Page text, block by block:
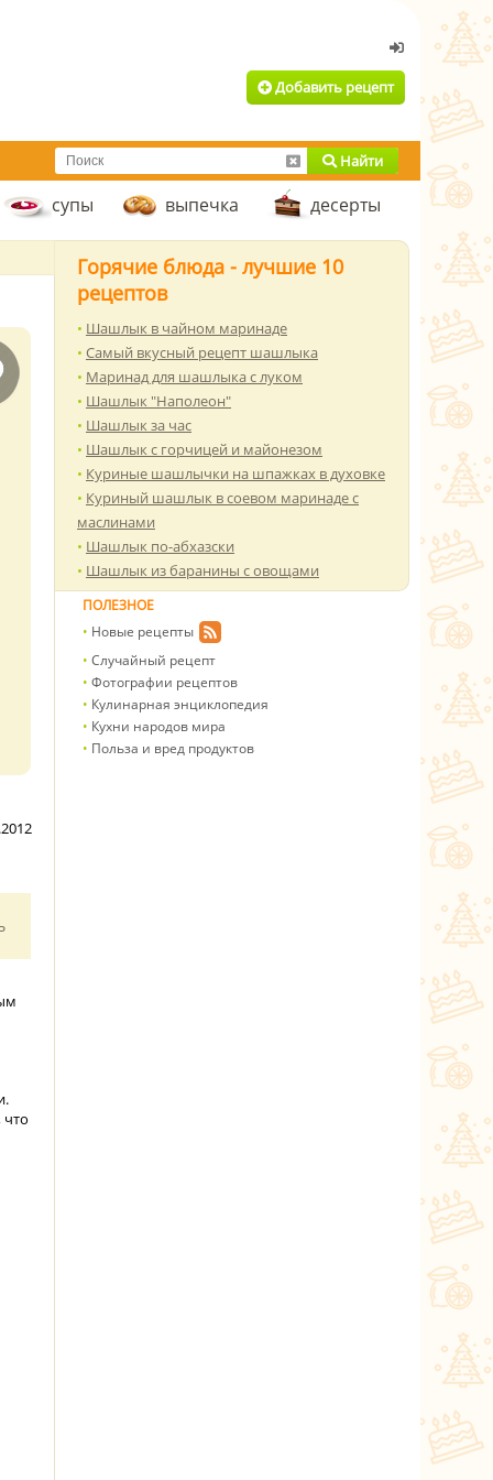
Добавить рецепт
Найти
супы выпечка десерты
Горячие блюда - лучшие 10
рецептов
Шашлык в чайном маринаде
Самый вкусный рецепт шашлыка
Маринад для шашлыка с луком
Шашлык "Наполеон"
Шашлык за час
Шашлык с горчицей и майонезом
Куриные шашлычки на шпажках в духовке
Куриный шашлык в соевом маринаде с
маслинами
Шашлык по-абхазски
Шашлык из баранины с овощами
ПОЛЕЗНОЕ
Новые рецепты
Случайный рецепт
Фотографии рецептов
Кулинарная энциклопедия
Кухни народов мира
Польза и вред продуктов